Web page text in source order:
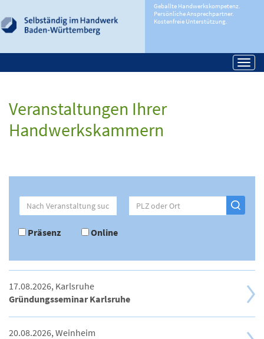
Geballte Handwerkskompetenz.
Persönliche Ansprechpartner.
Kostenfreie Unterstützung.
Veranstaltungen Ihrer
Handwerkskammern
Präsenz Online
17.08.2026, Karlsruhe
Gründungsseminar Karlsruhe
20.08.2026, Weinheim